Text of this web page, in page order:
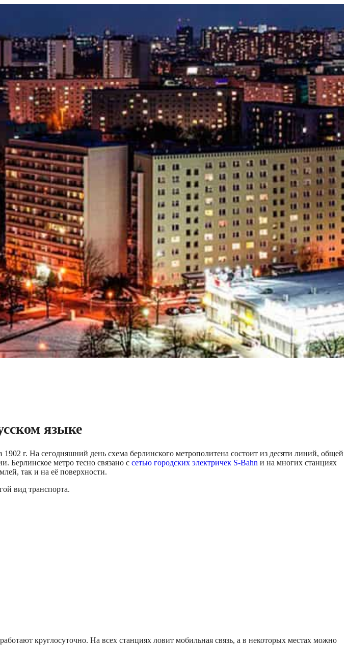
языке
г. На сегодняшний день схема берлинского метрополитена состоит из десяти линий, общей
Берлинское метро тесно связано с сетью городских электричек S-Bahn и на многих станциях
так и на её поверхности.
вид транспорта.
круглосуточно. На всех станциях ловит мобильная связь, а в некоторых местах можно